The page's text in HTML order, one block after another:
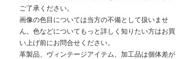
ご了承ください。
画像の色目については当方の不備として扱いませ
ん。色などについてもっと詳しく知りたい方はお買
い上げ前にお問合せください。
革製品、ヴィンテージアイテム、加工品は個体差が